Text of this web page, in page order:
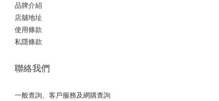
品牌介紹
店舖地址
使用條款
私隱條款
聯絡我們
一般查詢、客戶服務及網購查詢